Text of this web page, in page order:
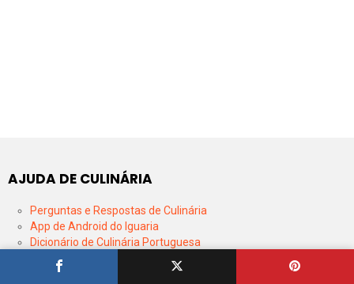
AJUDA DE CULINÁRIA
Perguntas e Respostas de Culinária
App de Android do Iguaria
Dicionário de Culinária Portuguesa
Caldas e Pontos de Açúcar
Tabela de Conversão de Fermentos